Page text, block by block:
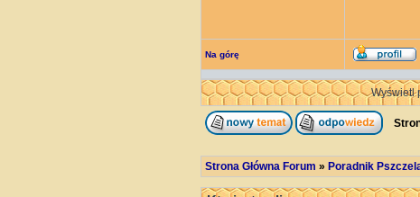
Na górę
Wyświetl
Strona Główna Forum » Poradnik